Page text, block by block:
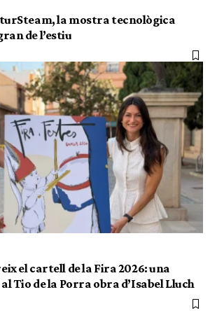
la mostra tecnològica
de l’estiu
el cartell de la Fira 2026: una
Tio de la Porra obra d’Isabel Lluch